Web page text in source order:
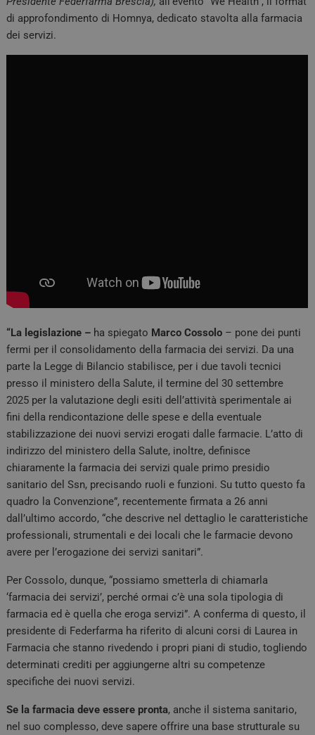
di approfondimento di Homnya, dedicato stavolta alla farmacia
dei servizi.
“La legislazione – ha spiegato Marco Cossolo – pone dei punti
fermi per il consolidamento della farmacia dei servizi. Da una
parte la Legge di Bilancio stabilisce, per i due tavoli tecnici
presso il ministero della Salute, il termine del 30 settembre
2025 per la valutazione degli esiti dell’attività sperimentale ai
fini della rendicontazione delle spese e della eventuale
stabilizzazione dei nuovi servizi erogati dalle farmacie. L’atto di
indirizzo del ministero della Salute, inoltre, definisce
chiaramente la farmacia dei servizi quale primo presidio
sanitario del Ssn, precisando ruoli e funzioni. Su tutto questo fa
quadro la Convenzione”, recentemente firmata a 26 anni
dall’ultimo accordo, “che descrive nel dettaglio le caratteristiche
professionali, strumentali e dei locali che le farmacie devono
avere per l’erogazione dei servizi sanitari”.
Per Cossolo, dunque, “possiamo smetterla di chiamarla
‘farmacia dei servizi’, perché ormai c’è una sola tipologia di
farmacia ed è quella che eroga servizi”. A conferma di questo, il
presidente di Federfarma ha riferito di alcuni corsi di Laurea in
Farmacia che stanno rivedendo i propri piani di studio, togliendo
determinati crediti per aggiungerne altri su competenze
specifiche dei nuovi servizi.
Se la farmacia deve essere pronta, anche il sistema sanitario,
nel suo complesso, deve sapere offrire una base strutturale su